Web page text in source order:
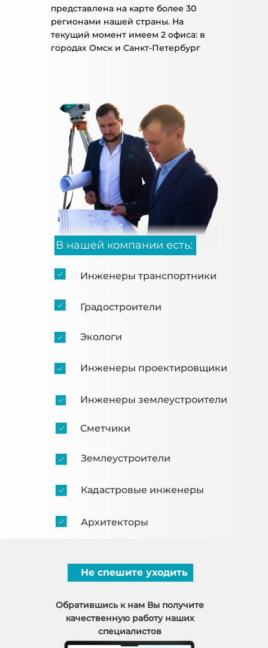
представлена на карте более 30
регионами нашей страны. На
текущий момент имеем 2 офиса: в
городах Омск и Санкт-Петербург
В нашей компании есть:
Инженеры транспортники
Градостроители
Экологи
Инженеры проектировщики
Инженеры землеустроители
Сметчики
Землеустроители
Кадастровые инженеры
Архитекторы
Обратившись к нам Вы получите
качественную работу наших
специалистов
Не спешите уходить